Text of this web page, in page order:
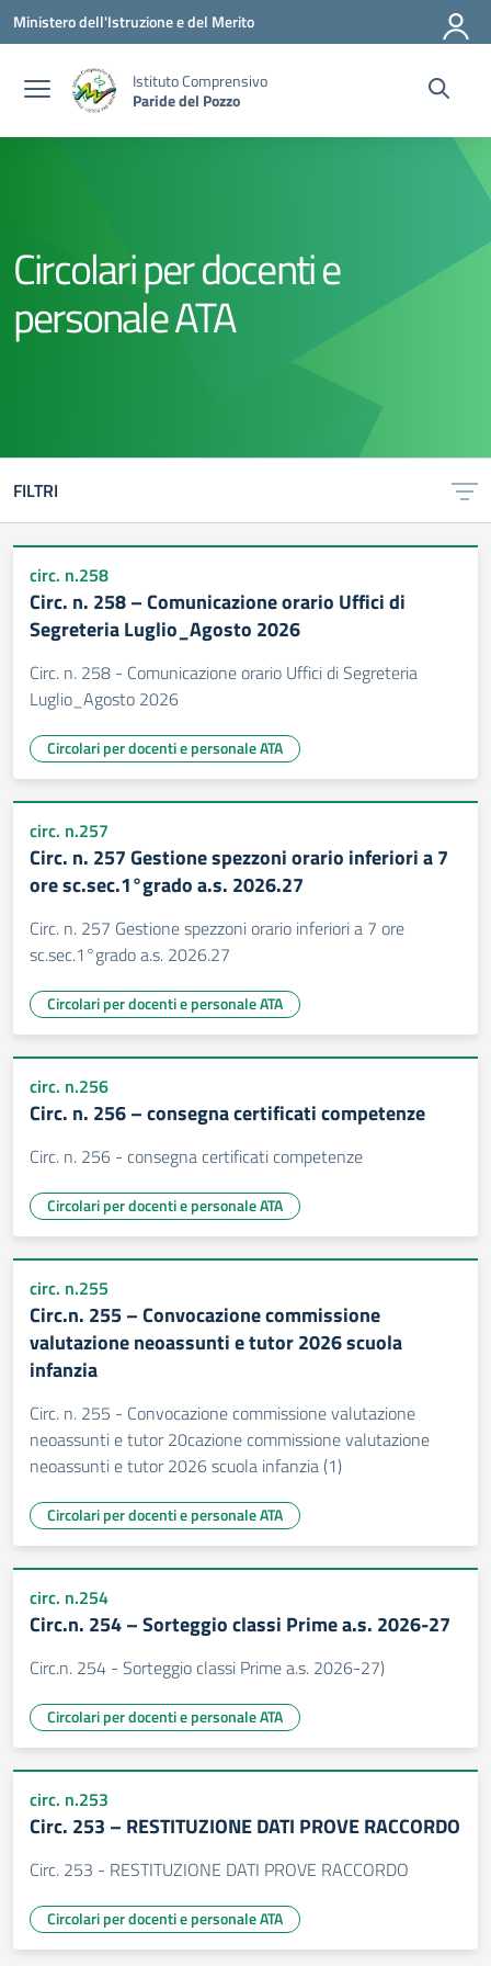
Vai ai contenuti
Vai al menu di navigazione
Vai al footer
Ministero dell'Istruzione e del Merito
Istituto Comprensivo
Paride del Pozzo
Circolari per docenti e
personale ATA
FILTRI
circ. n.258
Circ. n. 258 – Comunicazione orario Uffici di
Segreteria Luglio_Agosto 2026
Circ. n. 258 - Comunicazione orario Uffici di Segreteria
Luglio_Agosto 2026
Circolari per docenti e personale ATA
circ. n.257
Circ. n. 257 Gestione spezzoni orario inferiori a 7
ore sc.sec.1°grado a.s. 2026.27
Circ. n. 257 Gestione spezzoni orario inferiori a 7 ore
sc.sec.1°grado a.s. 2026.27
Circolari per docenti e personale ATA
circ. n.256
Circ. n. 256 – consegna certificati competenze
Circ. n. 256 - consegna certificati competenze
Circolari per docenti e personale ATA
circ. n.255
Circ.n. 255 – Convocazione commissione
valutazione neoassunti e tutor 2026 scuola
infanzia
Circ. n. 255 - Convocazione commissione valutazione
neoassunti e tutor 20cazione commissione valutazione
neoassunti e tutor 2026 scuola infanzia (1)
Circolari per docenti e personale ATA
circ. n.254
Circ.n. 254 – Sorteggio classi Prime a.s. 2026-27
Circ.n. 254 - Sorteggio classi Prime a.s. 2026-27)
Circolari per docenti e personale ATA
circ. n.253
Circ. 253 – RESTITUZIONE DATI PROVE RACCORDO
Circ. 253 - RESTITUZIONE DATI PROVE RACCORDO
Circolari per docenti e personale ATA